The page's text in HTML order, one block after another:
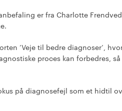
er fra Charlotte
’Veje til bedre diagnoser’,
proces kan forbedres,
på diagnosefejl som et hidtil